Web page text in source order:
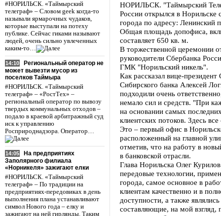
#НОРИЛЬСК. «Таймырский
телеграф» – Словом geek когда-то
называли ярмарочных чудаков,
которые выступали на потеху
публике. Сейчас гиками называют
людей, очень сильно увлеченных
каким-то…
14:10
Региональный оператор не
может вывезти мусор из
поселков Таймыра
#НОРИЛЬСК. «Таймырский
телеграф» – «РостТех» –
региональный оператор по вывозу
твердых коммунальных отходов –
подало в краевой арбитражный суд
иск к управлению
Росприроднадзора. Оператор…
14:05
На предприятиях
Заполярного филиала
«Норникеля» зажигают елки
#НОРИЛЬСК. «Таймырский
телеграф» – По традиции на
предприятиях-передовиках в день
выполнения плана устанавливают
символ Нового года – елку и
зажигают на ней гирлянды. Таким
НОРИЛЬСК. "Таймырский
России открылся в Норильске
города по адресу: Ленинский
Общая площадь допофиса,
составляет 650 кв. м.
В торжественной церемонии
руководители Сбербанка
ГМК "Норильский никель".
Как рассказал вице-
Сибирского банка Алексей
подходили очень
немало сил и средств. "При
на основании самых
клиентских потоков. Здесь
Это – первый офис в
расположенный на главной
отметив, что на работу в
в банковской отрасли.
Глава Норильска Олег
передовые технологии,
города, самое основное в
клиентам качественно и в
доступности, а также
составляющие, на мой взгляд,